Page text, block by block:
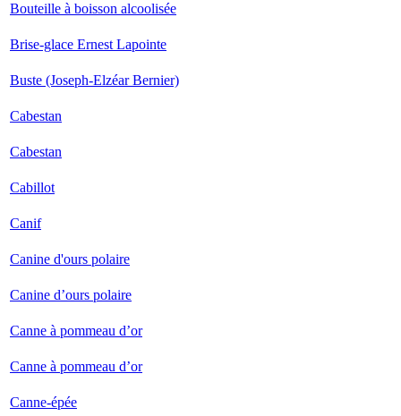
Bouteille à boisson alcoolisée
Brise-glace Ernest Lapointe
Buste (Joseph-Elzéar Bernier)
Cabestan
Cabestan
Cabillot
Canif
Canine d'ours polaire
Canine d’ours polaire
Canne à pommeau d’or
Canne à pommeau d’or
Canne-épée